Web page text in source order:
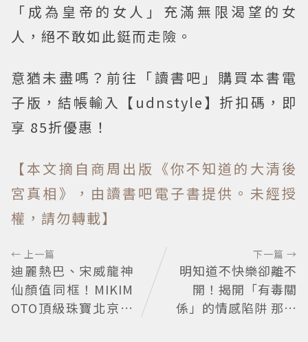
「成為皇帝的女人」充滿無限渴望的女
人，絕不敢如此鋌而走險。
意猶未盡嗎？前往「讀書吧」購買本書電
子版，結帳輸入【udnstyle】折扣碼，即
享 85折優惠！
【本文摘自商周出版《你不知道的大清後
宮真相》，由讀書吧電子書提供。未經授
權，請勿轉載】
← 上一篇
迪麗熱巴、宋威龍神
仙顏值同框！MIKIM
OTO頂級珠寶北京亞
下一篇 →
明知道不快樂卻離不
開！揭開「有毒關
係」的情感陷阱 那些